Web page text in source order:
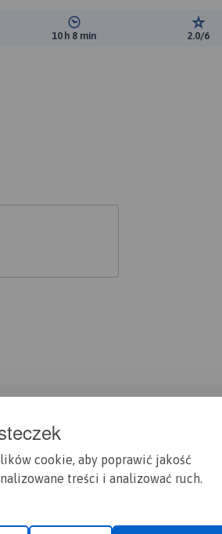
cookie, aby poprawić jakość
treści i analizować ruch.
Średni czas potrzebny na
10 h 8 min 2.0/6